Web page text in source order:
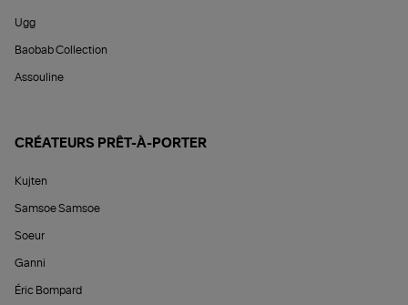
Ugg
Baobab Collection
Assouline
CRÉATEURS PRÊT-À-PORTER
Kujten
Samsoe Samsoe
Soeur
Ganni
Éric Bompard